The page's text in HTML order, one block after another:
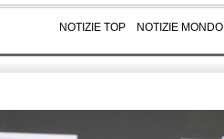
NOTIZIE TOP NOTIZIE MONDO